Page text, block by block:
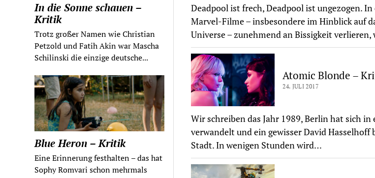
In die Sonne schauen –
Kritik
Trotz großer Namen wie Christian
Petzold und Fatih Akin war Mascha
Schilinski die einzige deutsche...
Blue Heron – Kritik
Eine Erinnerung festhalten – das hat
Sophy Romvari schon mehrmals
Deadpool ist frech, Deadpool ist ungezogen.
Marvel-Filme – insbesondere im Hinblick auf
Universe – zunehmend an Bissigkeit
Atomic Blonde –
24. JULI 2017
Wir schreiben das Jahr 1989, Berlin hat sich
verwandelt und ein gewisser David Hasselhoff
Stadt. In wenigen Stunden wird…